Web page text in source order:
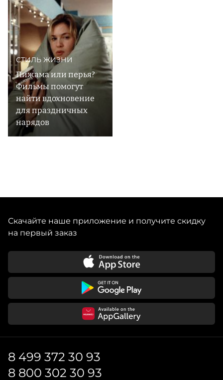
уникальными принтами — каждый сезон дизайнеры
СТИЛЬ ЖИЗНИ
Пижама или перья?
Фильмы помогут
найти вдохновение
для праздничных
нарядов
Скачайте наше приложение и получите скидку
на первый заказ
8 499 372 30 93
8 800 302 30 93